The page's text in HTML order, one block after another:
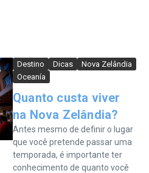
Destino Dicas
Nova Zelândia
Oceanía
Quanto custa viver
na Nova Zelândia?
Antes mesmo de definir o lugar
que você pretende passar uma
temporada, é importante ter
conhecimento de quanto você